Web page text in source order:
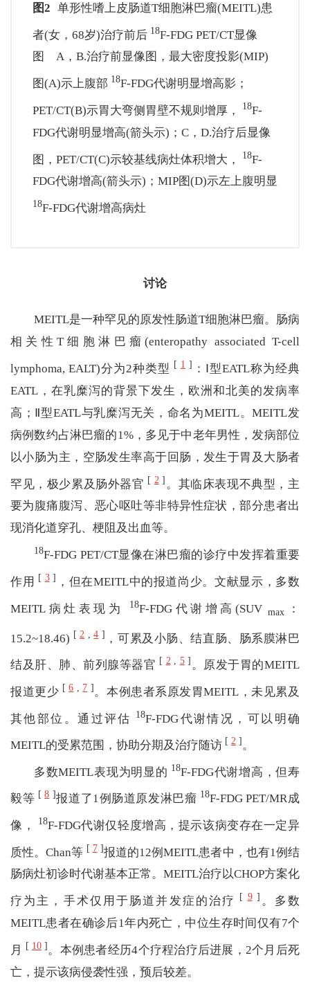
图2 单形性嗜上皮肠道T细胞淋巴瘤(MEITL)患
者(女，68岁)治疗前后 18F-FDG PET/CT显像
图 A，B.治疗前显像图，最大密度投影(MIP)
图(A)示上腹部 18F-FDG代谢明显增高影；
PET/CT(B)示胃大弯侧胃壁不规则增厚， 18F-
FDG代谢明显增高(箭头示)；C，D.治疗后显像
图，PET/CT(C)示较基线病灶体积增大， 18F-
FDG代谢增高(箭头示)；MIP图(D)示左上腹明显
18F-FDG代谢增高病灶
讨论
MEITL是一种罕见的原发性肠道T细胞淋巴瘤。肠病
相关性T细胞淋巴瘤(enteropathy associated T-cell
lymphoma, EALT)分为2种类型 [ 1 ] ：Ⅰ型EATL称为经典
EATL，在乳糜泻的背景下发生，欧洲和北美的发病率
高；Ⅱ型EATL与乳糜泻无关，命名为MEITL。MEITL发
病例数约占淋巴瘤的1%，多见于中老年男性，发病部位
以小肠为主，空肠发生率高于回肠，发生于胃及大肠者
罕见，极少累及肠外器官 [ 2 ] 。其临床表现不典型，主
要为腹痛腹泻、恶心呕吐等非特异性症状，部分患者出
现消化道穿孔、梗阻及出血等。
18F-FDG PET/CT显像在淋巴瘤的诊疗中发挥着重要
作用 [ 3 ] ，但在MEITL中的报道尚少。文献显示，多数
MEITL病灶表现为 18F-FDG代谢增高(SUVmax ：
15.2~18.46) [ 2 ,4 ] ，可累及小肠、结直肠、肠系膜淋巴
结及肝、肺、前列腺等器官 [ 2 , 5 ]。原发于胃的MEITL
报道更少 [ 6 7 ]。本例患者系原发胃MEITL，未见累及
其他部位。通过评估 18F-FDG代谢情况，可以明确
MEITL的受累范围，协助分期及治疗随访 [ 2 ]。
多数MEITL表现为明显的 18F-FDG代谢增高，但寿
毅等 [ 8 ]报道了1例肠道原发淋巴瘤 18F-FDG PET/MR成
像， 18F-FDG代谢仅轻度增高，提示该病变存在一定异
质性。Chan等 [ 7 ]报道的12例MEITL患者中，也有1例结
肠病灶初诊时代谢基本正常。MEITL治疗以CHOP方案化
疗为主，手术仅用于肠道并发症的治疗 [ 9 ] 。多数
MEITL患者在确诊后1年内死亡，中位生存时间仅有7个
月 [ 10 ]。本例患者经历4个疗程治疗后进展，2个月后死
亡，提示该病侵袭性强，预后较差。